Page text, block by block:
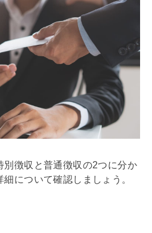
別徴収と普通徴収の2つに分か
について確認しましょう。